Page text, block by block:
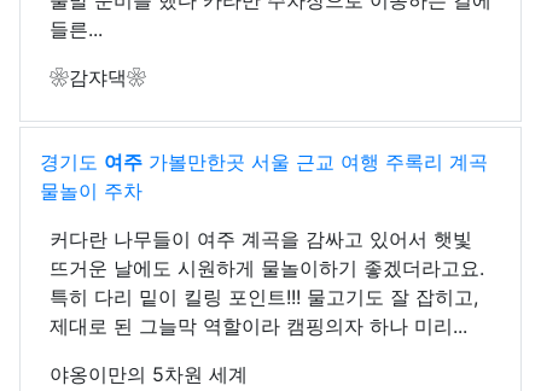
들른...
❀감쟈댁❀
경기도 여주 가볼만한곳 서울 근교 여행 주록리 계곡
물놀이 주차
커다란 나무들이 여주 계곡을 감싸고 있어서 햇빛
뜨거운 날에도 시원하게 물놀이하기 좋겠더라고요.
특히 다리 밑이 킬링 포인트!!! 물고기도 잘 잡히고,
제대로 된 그늘막 역할이라 캠핑의자 하나 미리...
야옹이만의 5차원 세계